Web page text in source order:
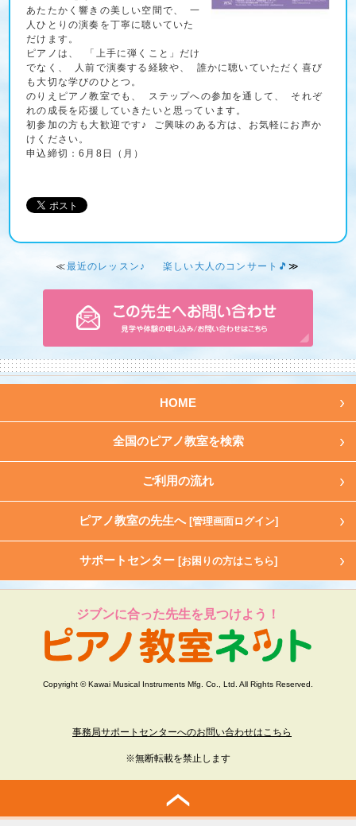
あたたかく響きの美しい空間で、 一
人ひとりの演奏を丁寧に聴いていた
だけます。
ピアノは、 「上手に弾くこと」だけ
でなく、 人前で演奏する経験や、 誰かに聴いていただく喜び
も大切な学びのひとつ。
のりえピアノ教室でも、 ステップへの参加を通して、 それぞ
れの成長を応援していきたいと思っています。
初参加の方も大歓迎です♪ ご興味のある方は、お気軽にお声か
けください。
申込締切：6月8日（月）
≪最近のレッスン♪ 楽しい大人のコンサート🎵≫
HOME
全国のピアノ教室を検索
ご利用の流れ
ピアノ教室の先生へ [管理画面ログイン]
サポートセンター [お困りの方はこちら]
ジブンに合った先生を見つけよう！
Copyright © Kawai Musical Instruments Mfg. Co., Ltd. All Rights Reserved.
事務局サポートセンターへのお問い合わせはこちら
※無断転載を禁止します